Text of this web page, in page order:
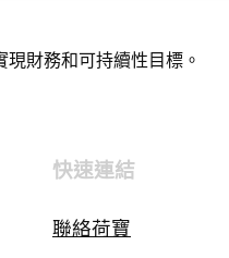
財務和可持續性目標。
快速連結
聯絡荷寶